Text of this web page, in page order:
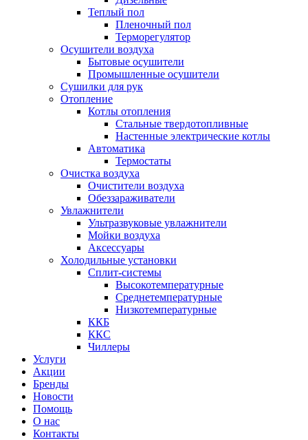
Теплый пол
Пленочный пол
Терморегулятор
Осушители воздуха
Бытовые осушители
Промышленные осушители
Сушилки для рук
Отопление
Котлы отопления
Стальные твердотопливные
Настенные электрические котлы
Автоматика
Термостаты
Очистка воздуха
Очистители воздуха
Обеззараживатели
Увлажнители
Ультразвуковые увлажнители
Мойки воздуха
Аксессуары
Холодильные установки
Сплит-системы
Высокотемпературные
Среднетемпературные
Низкотемпературные
ККБ
ККС
Чиллеры
Услуги
Акции
Бренды
Новости
Помощь
О нас
Контакты